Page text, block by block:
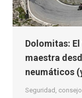
Dolomitas:
maestra
neumáticos
Seguridad,